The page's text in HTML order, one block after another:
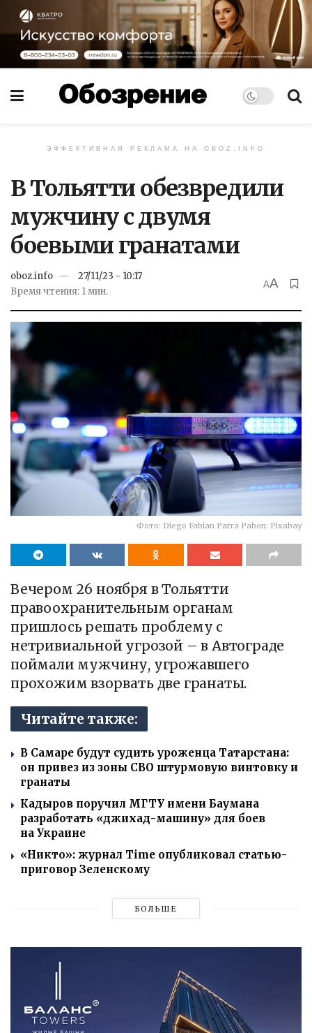
ЭФФЕКТИВНАЯ РЕКЛАМА НА OBOZ.INFO
В Тольятти обезвредили
мужчину с двумя
боевыми гранатами
oboz.info
27/11/23 - 10:17
Время чтения: 1 мин.
AA
Фото: Diego Fabian Parra Pabon: Pixabay
Вечером 26 ноября в Тольятти
правоохранительным органам
пришлось решать проблему с
нетривиальной угрозой – в Автограде
поймали мужчину, угрожавшего
прохожим взорвать две гранаты.
Читайте также:
В Самаре будут судить уроженца Татарстана:
он привез из зоны СВО штурмовую винтовку и
гранаты
Кадыров поручил МГТУ имени Баумана
разработать «джихад-машину» для боев
на Украине
«Никто»: журнал Time опубликовал статью-
приговор Зеленскому
БОЛЬШЕ